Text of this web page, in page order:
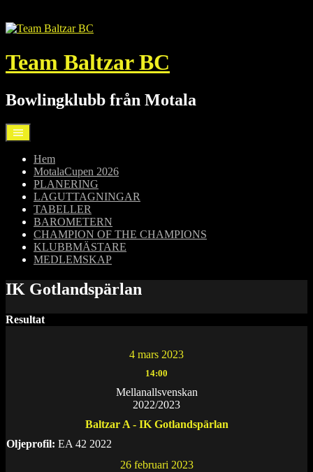
till
Team Baltzar BC
Bowlingklubb från Motala
Hem
MotalaCupen 2026
PLANERING
LAGUTTAGNINGAR
TABELLER
BAROMETERN
CHAMPION OF THE CHAMPIONS
KLUBBMÄSTARE
MEDLEMSKAP
IK Gotlandspärlan
Resultat
4 mars 2023
14:00
Mellanallsvenskan
2022/2023
Baltzar A - IK Gotlandspärlan
Oljeprofil: EA 42 2022
26 februari 2023